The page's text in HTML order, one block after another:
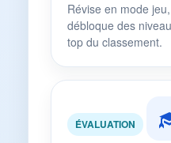
Révise en mode
débloque des
top du classement.
ÉVALUATION